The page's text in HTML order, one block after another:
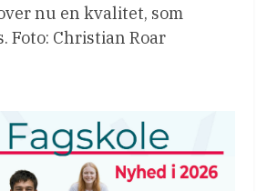
nu en kvalitet, som
Foto: Christian Roar